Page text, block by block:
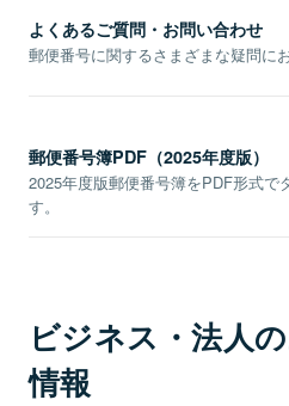
よくあるご質問・お問い合わせ
郵便番号に関するさまざまな疑問に
郵便番号簿PDF（2025年度版）
2025年度版郵便番号簿をPDF形式で
す。
ビジネス・法人
情報